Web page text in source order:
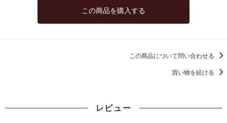
この商品を購入する
この商品について問い合わせる
買い物を続ける
レビュー